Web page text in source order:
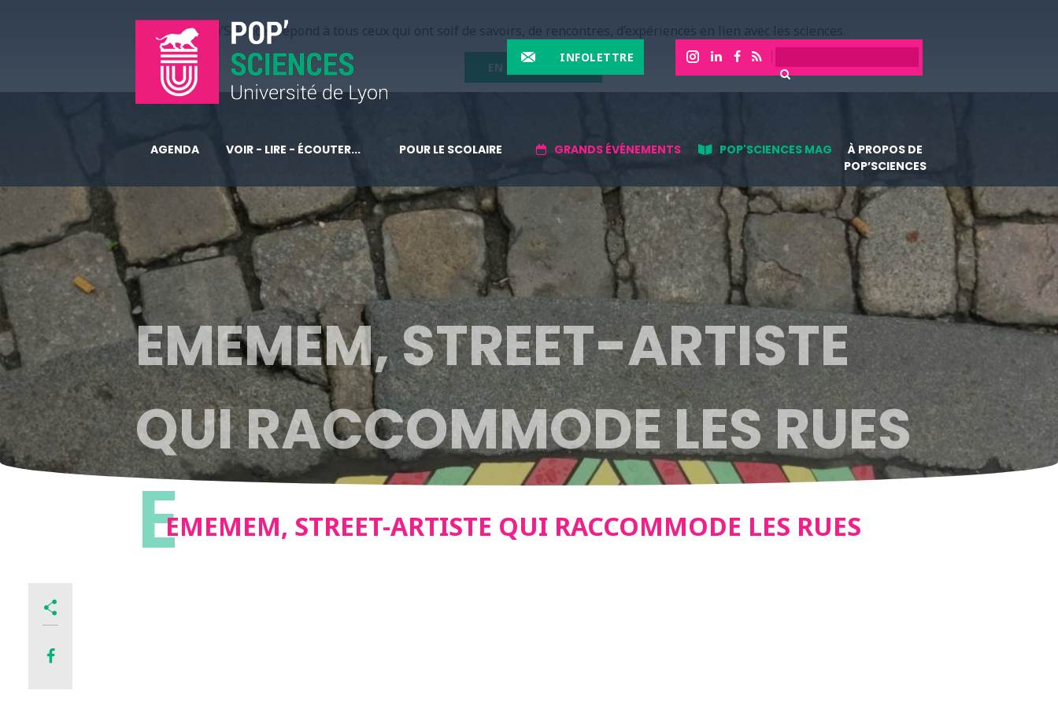
Pop’Sciences répond à tous ceux qui ont soif de savoirs, de rencontres, d’expériences en lien avec les sciences.
EN SAVOIR PLUS
INFOLETTRE
AGENDA VOIR - LIRE - ÉCOUTER... POUR LE SCOLAIRE GRANDS ÉVÉNEMENTS POP'SCIENCES MAG
À PROPOS DE
POP’SCIENCES
EMEMEM, STREET-ARTISTE
QUI RACCOMMODE LES RUES
EEMEMEM, STREET-ARTISTE QUI RACCOMMODE LES RUES